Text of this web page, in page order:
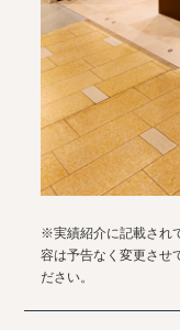
※実績紹介に記載され
容は予告なく変更させ
ださい。